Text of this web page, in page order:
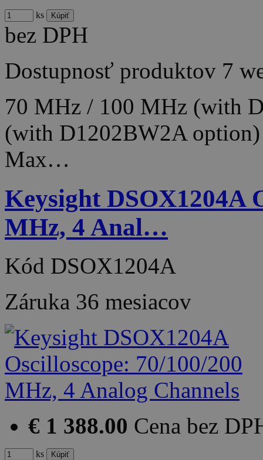
ks
bez DPH
Dostupnosť produktov 7
70 MHz / 100 MHz (with
(with D1202BW2A
Max…
Keysight DSOX1204A
MHz, 4 Anal…
Kód DSOX1204A
Záruka 36 mesiacov
€ 1 388.00 Cena bez
ks